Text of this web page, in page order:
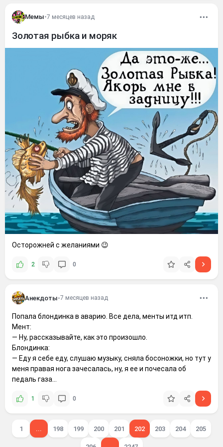
Мемы•7 месяцев назад
Золотая рыбка и моряк
Осторожней с желаниями 😉
2 0
Анекдоты•7 месяцев назад
Попала блондинка в аварию. Все дела, менты итд итп.
Мент:
— Ну, рассказывайте, как это произошло.
Блондинка:
— Еду я себе еду, слушаю музыку, сняла босоножки, но тут у
меня правая нога зачесалась, ну, я ее и почесала об
педаль газа...
1 0
1 ... 198 199 200 201 202 203 204 205